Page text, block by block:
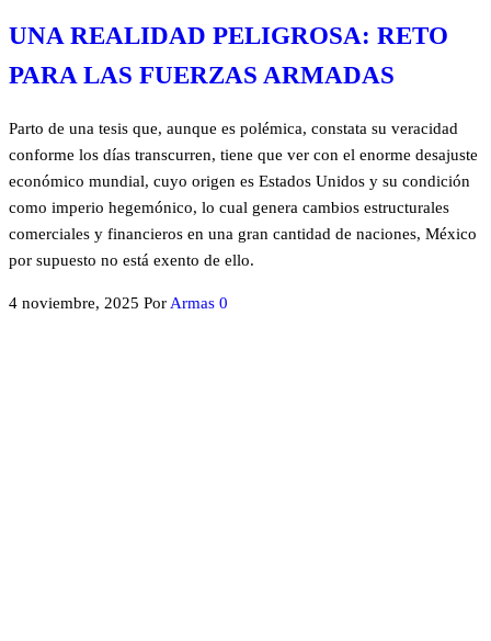
UNA REALIDAD PELIGROSA: RETO
PARA LAS FUERZAS ARMADAS
Parto de una tesis que, aunque es polémica, constata su veracidad
conforme los días transcurren, tiene que ver con el enorme desajuste
económico mundial, cuyo origen es Estados Unidos y su condición
como imperio hegemónico, lo cual genera cambios estructurales
comerciales y financieros en una gran cantidad de naciones, México
por supuesto no está exento de ello.
4 noviembre, 2025 PorArmas 0